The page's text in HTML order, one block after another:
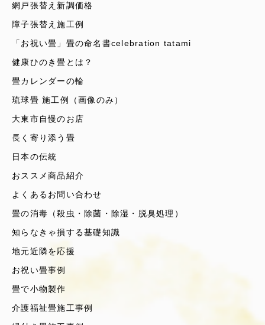
網戸張替え新調価格
障子張替え施工例
「お祝い畳」畳の命名書celebration tatami
健康ひのき畳とは？
畳カレンダーの輪
琉球畳 施工例（画像のみ）
大東市自慢のお店
長く寄り添う畳
日本の伝統
おススメ商品紹介
よくあるお問い合わせ
畳の消毒（殺虫・除菌・除湿・脱臭処理）
知らなきゃ損する基礎知識
地元近隣を応援
お祝い畳事例
畳で小物製作
介護福祉畳施工事例